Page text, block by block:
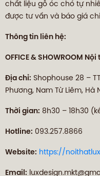
chất liệu gỗ óc chó tự
được tư vấn và báo giá
Thông tin liên hệ:
OFFICE & SHOWROOM
Địa chỉ: Shophouse 28 –
Phương, Nam Từ Liêm, Hà
Thời gian: 8h30 – 18h30
Hotline: 093.257.8866
Website: https://
Email: